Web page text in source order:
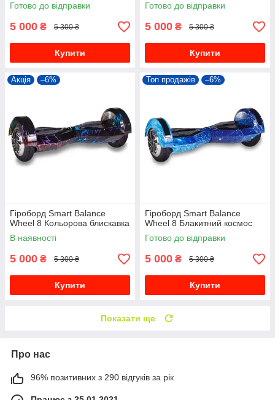
Готово до відправки
5 000 ₴ 5 300 ₴
Купити
Готово до відправки
5 000 ₴ 5 300 ₴
Купити
Акція –6%
Гіроборд Smart Balance
Wheel 8 Кольорова блискавка
В наявності
5 000 ₴ 5 300 ₴
Купити
Топ продажів –6%
Гіроборд Smart Balance
Wheel 8 Блакитний космос
Готово до відправки
5 000 ₴ 5 300 ₴
Купити
Показати ще
Про нас
96% позитивних з 290 відгуків за рік